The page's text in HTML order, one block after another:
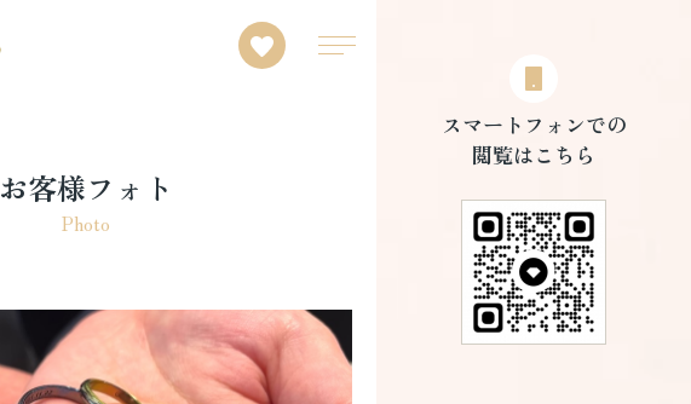
スマートフォンでの
閲覧はこちら
お客様フォト
Photo